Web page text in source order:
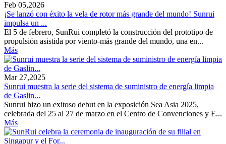
Feb 05,2026
¡Se lanzó con éxito la vela de rotor más grande del mundo! Sunrui
impulsa un ...
El 5 de febrero, SunRui completó la construcción del prototipo de
propulsión asistida por viento-más grande del mundo, una en...
Más
Mar 27,2025
Sunrui muestra la serie del sistema de suministro de energía limpia
de Gaslin...
Sunrui hizo un exitoso debut en la exposición Sea Asia 2025,
celebrada del 25 al 27 de marzo en el Centro de Convenciones y E...
Más